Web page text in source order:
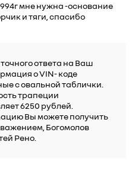
мне нужна -основание
и тяги, спасибо
ответа на Ваш
о VIN- коде
с овальной таблички.
трапеции
6250 рублей.
Вы можете получить
Богомолов
Рено.